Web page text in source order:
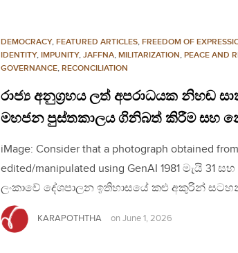
DEMOCRACY, FEATURED ARTICLES, FREEDOM OF
IDENTITY, IMPUNITY, JAFFNA, MILITARIZATION, PEACE AND
GOVERNANCE, RECONCILIATION
රාජ්‍ය අනුග්‍රහය ලත් අපරාධයක නිහඬ
මහජන පුස්තකාලය ගිනිබත් කිරීම සහ
iMage: Consider that a photograph obtained
edited/manipulated using GenAI 1981 මැයි 31
ලංකාවේ දේශපාලන ඉතිහාසයේ කළු අකුරින්
KARAPOTHTHA on June 1, 2026